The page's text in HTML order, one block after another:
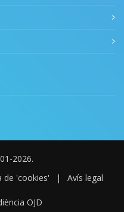
2026.
de 'cookies' | Avís legal
OJD